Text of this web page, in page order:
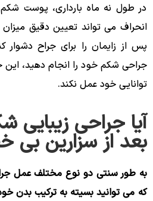
در طول نه ماه بارداری، پوست
انحراف می تواند تعیین دقیق
پس از زایمان را برای جراح دشوار
جراحی شکم خود را انجام دهید، این
توانایی خود عمل نکند.
آیا جراحی زیبایی
بعد از سزارین بی
به طور سنتی دو نوع مختلف عمل
که می توانید بسیته به ترکیب بدن